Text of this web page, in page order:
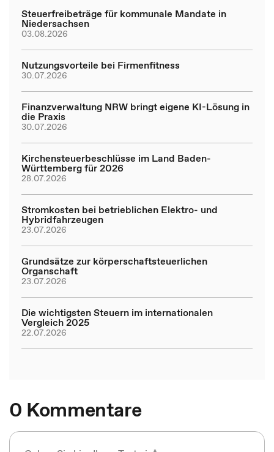
Steuerfreibeträge für kommunale Mandate in
Niedersachsen
03.08.2026
Nutzungsvorteile bei Firmenfitness
30.07.2026
Finanzverwaltung NRW bringt eigene KI-Lösung in
die Praxis
30.07.2026
Kirchensteuerbeschlüsse im Land Baden-
Württemberg für 2026
28.07.2026
Stromkosten bei betrieblichen Elektro- und
Hybridfahrzeugen
23.07.2026
Grundsätze zur körperschaftsteuerlichen
Organschaft
23.07.2026
Die wichtigsten Steuern im internationalen
Vergleich 2025
22.07.2026
0 Kommentare